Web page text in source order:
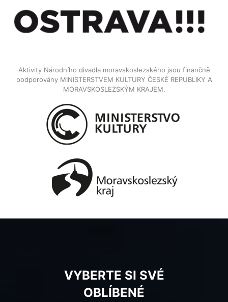
Aktivity Národního divadla moravskoslezského jsou finančně
podporovány MINISTERSTVEM KULTURY ČESKÉ REPUBLIKY A
MORAVSKOSLEZSKÝM KRAJEM.
VYBERTE SI SVÉ
OBLÍBENÉ